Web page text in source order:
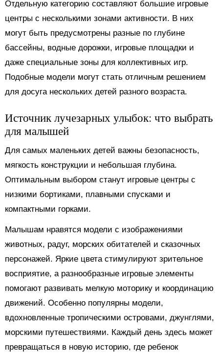
Отдельную категорию составляют большие игровые
центры с несколькими зонами активности. В них
могут быть предусмотрены разные по глубине
бассейны, водные дорожки, игровые площадки и
даже специальные зоны для коллективных игр.
Подобные модели могут стать отличным решением
для досуга нескольких детей разного возраста.
Источник лучезарных улыбок: что выбрать
для малышей
Для самых маленьких детей важны безопасность,
мягкость конструкции и небольшая глубина.
Оптимальным выбором станут игровые центры с
низкими бортиками, плавными спусками и
компактными горками.
Малышам нравятся модели с изображениями
животных, радуг, морских обитателей и сказочных
персонажей. Яркие цвета стимулируют зрительное
восприятие, а разнообразные игровые элементы
помогают развивать мелкую моторику и координацию
движений. Особенно популярны модели,
вдохновленные тропическими островами, джунглями,
морскими путешествиями. Каждый день здесь может
превращаться в новую историю, где ребенок